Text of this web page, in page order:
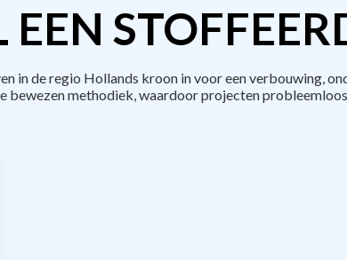
in de regio Hollands kroon in voor een verbouwing,
bewezen methodiek, waardoor projecten